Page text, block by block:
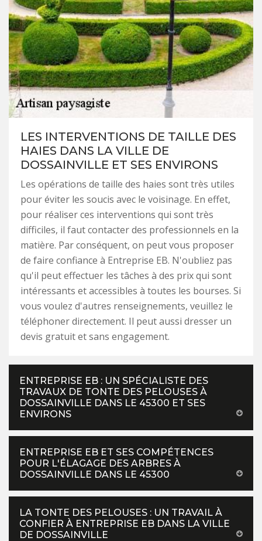
LES INTERVENTIONS DE TAILLE DES
HAIES DANS LA VILLE DE
DOSSAINVILLE ET SES ENVIRONS
Les opérations de taille des haies sont très utiles
pour éviter les soucis avec le voisinage. En effet,
pour réaliser ces interventions qui sont très
difficiles, il faut contacter des professionnels en la
matière. Par conséquent, on peut vous proposer
de faire confiance à Entreprise EB. N'oubliez pas
qu'il peut effectuer les tâches à des prix qui sont
intéressants et accessibles à toutes les bourses. Si
vous voulez d'autres renseignements, veuillez le
téléphoner directement. Il peut aussi dresser un
devis gratuit et sans engagement.
ENTREPRISE EB : UN SPÉCIALISTE DES
TRAVAUX DE TONTE DES PELOUSES À
DOSSAINVILLE DANS LE 45300 ET SES
ENVIRONS
ENTREPRISE EB ET SES COMPÉTENCES
POUR L'ÉLAGAGE DES ARBRES À
DOSSAINVILLE DANS LE 45300
LA TONTE DES PELOUSES : UN TRAVAIL À
CONFIER À ENTREPRISE EB DANS LA VILLE
DE DOSSAINVILLE